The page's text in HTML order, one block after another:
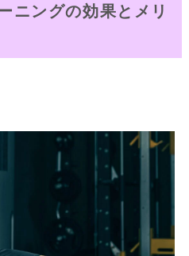
ニングの効果とメリ